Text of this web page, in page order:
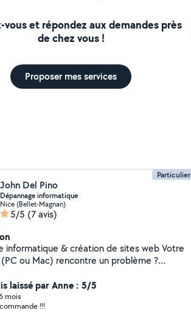
vous et répondez aux demandes près
de chez vous !
Proposer mes services
Particulier
John Del Pino
Dépannage informatique
Nice (Bellet-Magnan)
5/5 (7 avis)
& création de sites web Votre
ou Mac) rencontre un problème ?
rapide ? Je vous propose une
avec une prise en charge adaptée
des
laissé par Anne : 5/5
mois
!!!